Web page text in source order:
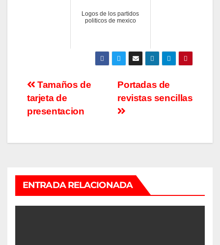
Logos de los partidos
politicos de mexico
Navegación
de
Portadas de
revistas sencillas
Tamaños de
tarjeta de
presentacion
ENTRADA RELACIONADA